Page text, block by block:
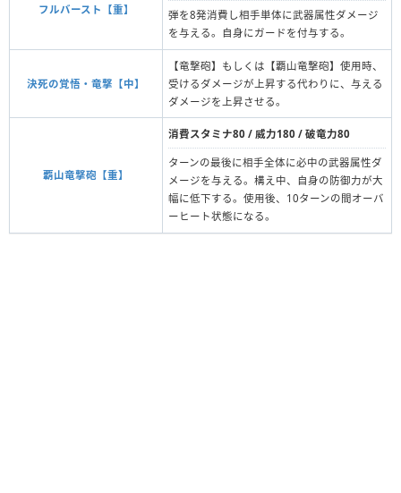
フルバースト【重】
弾を8発消費し相手単体に武器属性ダメージ
を与える。自身にガードを付与する。
決死の覚悟・竜撃【中】
【竜撃砲】もしくは【覇山竜撃砲】使用時、
受けるダメージが上昇する代わりに、与える
ダメージを上昇させる。
覇山竜撃砲【重】
消費スタミナ80 / 威力180 / 破竜力80
ターンの最後に相手全体に必中の武器属性ダ
メージを与える。構え中、自身の防御力が大
幅に低下する。使用後、10ターンの間オーバ
ーヒート状態になる。